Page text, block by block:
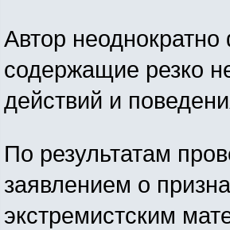
Автор
содержащие резко
действий и
По результатам
заявлением о
экстремистским